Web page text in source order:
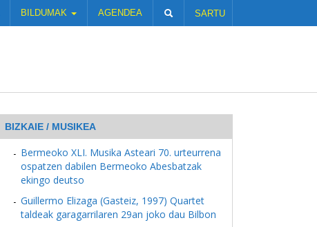
BILDUMAK AGENDEA SARTU
BIZKAIE / MUSIKEA
Bermeoko XLI. Musika Asteari 70. urteurrena
ospatzen dabilen Bermeoko Abesbatzak
ekingo deutso
Guillermo Elizaga (Gasteiz, 1997) Quartet
taldeak garagarrilaren 29an joko dau Bilbon